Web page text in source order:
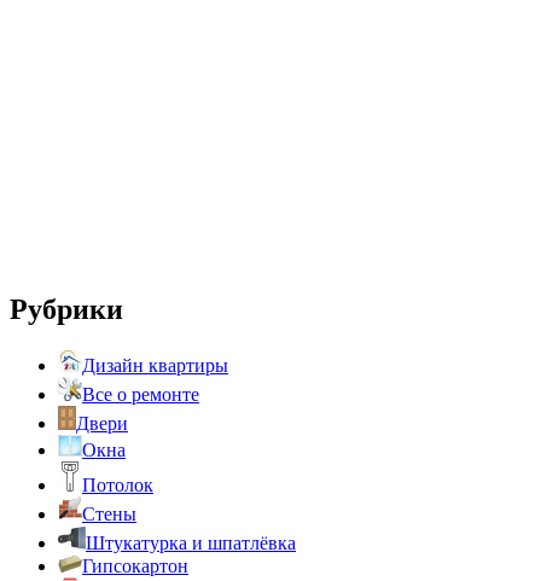
Рубрики
Дизайн квартиры
Все о ремонте
Двери
Окна
Потолок
Стены
Штукатурка и шпатлёвка
Гипсокартон